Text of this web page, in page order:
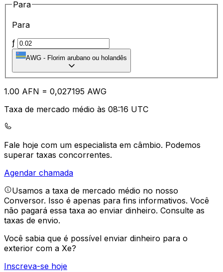
Para
Para
ƒ
AWG - Florim arubano ou holandês
1.00 AFN = 0,027195 AWG
Taxa de mercado médio às 08:16 UTC
Fale hoje com um especialista em câmbio. Podemos
superar taxas concorrentes.
Agendar chamada
Usamos a taxa de mercado médio no nosso
Conversor. Isso é apenas para fins informativos. Você
não pagará essa taxa ao enviar dinheiro. Consulte as
taxas de envio.
Você sabia que é possível enviar dinheiro para o
exterior com a Xe?
Inscreva-se hoje